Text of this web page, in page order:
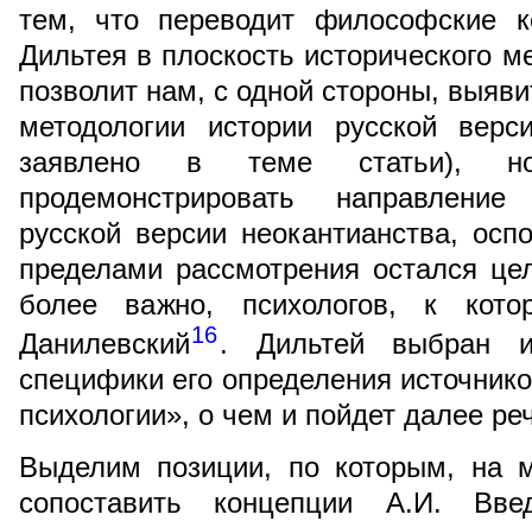
тем, что переводит философские
Дильтея в плоскость исторического
позволит нам, с одной стороны,
методологии истории русской
заявлено в теме статьи),
продемонстрировать
русской версии неокантианства,
пределами рассмотрения остался
более важно, психологов, к
Данилевский16. Дильтей выбран
специфики его определения
психологии», о чем и пойдет далее
Выделим позиции, по которым, на
сопоставить концепции А.И.